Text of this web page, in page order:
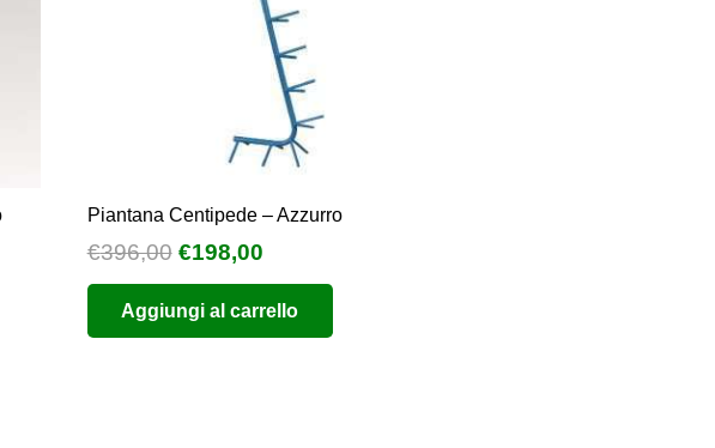
Piantana Centipede – Azzurro
€396,00 Il
prezzo
originale
era:
€198,00Il
prezzo
attuale
è:
Aggiungi al carrello